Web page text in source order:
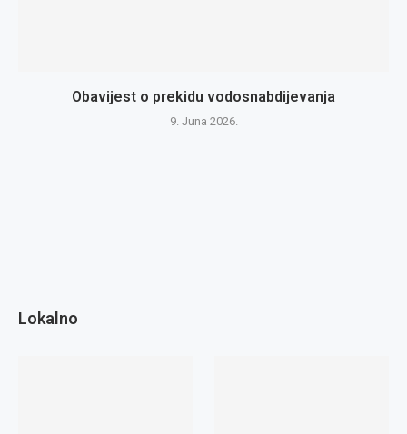
Obavijest o prekidu vodosnabdijevanja
9. Juna 2026.
Lokalno